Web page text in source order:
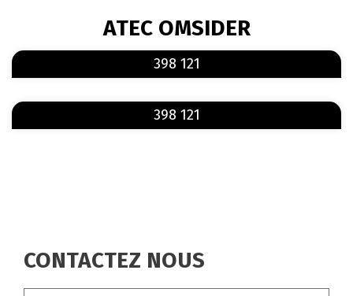
D'ARIANE
ATEC OMSIDER
398 121
398 121
CONTACTEZ NOUS